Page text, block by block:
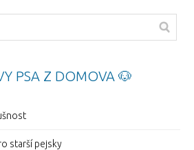
PSA Z DOMOVA 🐶
starší pejsky